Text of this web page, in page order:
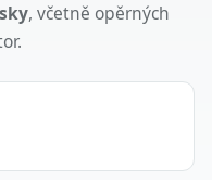
, včetně opěrných